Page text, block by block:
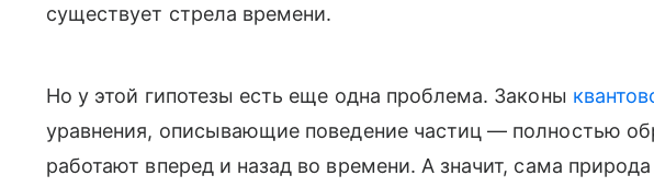
существует стрела времени.
Но у этой гипотезы есть еще одна проблема. Законы
уравнения, описывающие поведение частиц — полностью
работают вперед и назад во времени. А значит, сама